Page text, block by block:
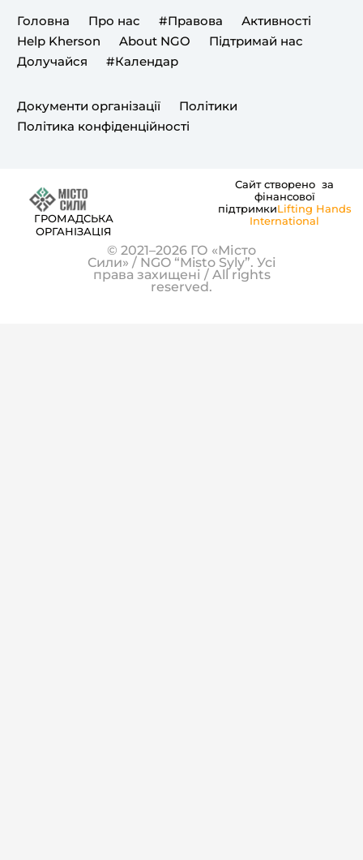
e
b
o
o
t
a
g
r
m
t
u
b
e
Головна Про нас #Правова
Активності
Help Kherson
About NGO
Підтримай нас
Долучайся
#Календар
Документи організації
Політики
Політика конфіденційності
ГРОМАДСЬКА
ОРГАНІЗАЦІЯ
Сайт створено за
фінансової
підтримкиLifting Hands
International
© 2021–2026 ГО «Місто
Сили» / NGO “Misto Syly”. Усі
права захищені / All rights
reserved.